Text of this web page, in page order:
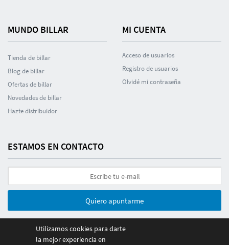
MUNDO BILLAR
Tienda de billar
Blog de billar
Ofertas de billar
Novedades de billar
Hazte distribuidor
MI CUENTA
Acceso de usuarios
Registro de usuarios
Olvidé mi contraseña
ESTAMOS EN CONTACTO
Quiero apuntarme
Utilizamos cookies para darte
la mejor experiencia en